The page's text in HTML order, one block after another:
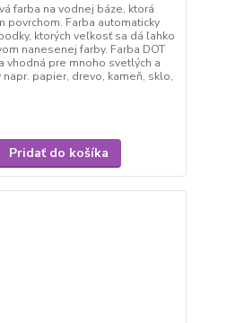
farba na vodnej báze, ktorá
povrchom. Farba automaticky
ktorých veľkosť sa dá ľahko
nanesenej farby. Farba DOT
vhodná pre mnoho svetlých a
napr. papier, drevo, kameň, sklo,
Pridať do košíka